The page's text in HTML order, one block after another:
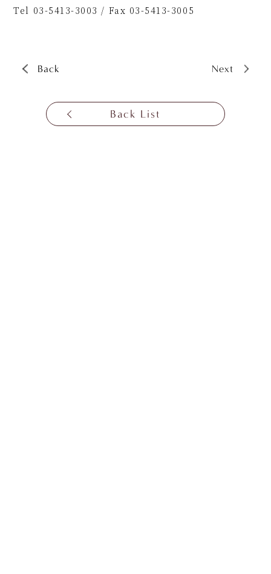
Tel 03-5413-3003 / Fax 03-5413-3005
Back Next
Back List